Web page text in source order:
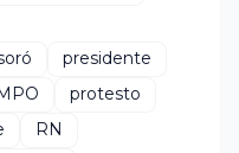
presidente
protesto
RN